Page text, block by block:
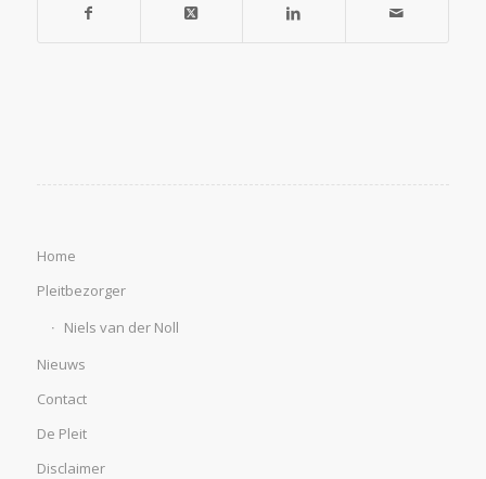
Home
Pleitbezorger
Niels van der Noll
Nieuws
Contact
De Pleit
Disclaimer